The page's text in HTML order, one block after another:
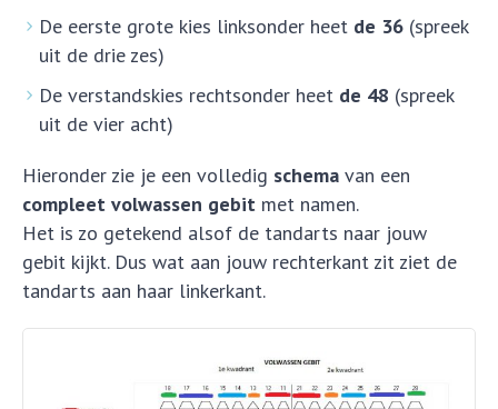
De eerste grote kies linksonder heet de 36 (spreek
uit de drie zes)
De verstandskies rechtsonder heet de 48 (spreek
uit de vier acht)
Hieronder zie je een volledig schema van een
compleet volwassen gebit met namen.
Het is zo getekend alsof de tandarts naar jouw
gebit kijkt. Dus wat aan jouw rechterkant zit ziet de
tandarts aan haar linkerkant.